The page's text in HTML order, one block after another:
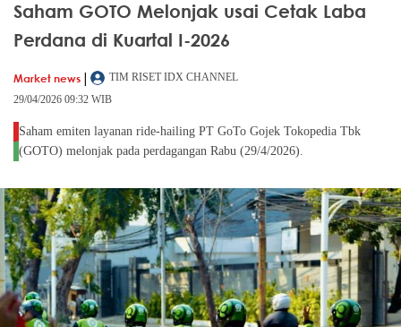
Saham GOTO Melonjak usai Cetak Laba
Perdana di Kuartal I-2026
Market news |
TIM RISET IDX CHANNEL
29/04/2026 09:32 WIB
Saham emiten layanan ride-hailing PT GoTo Gojek Tokopedia Tbk
(GOTO) melonjak pada perdagangan Rabu (29/4/2026).